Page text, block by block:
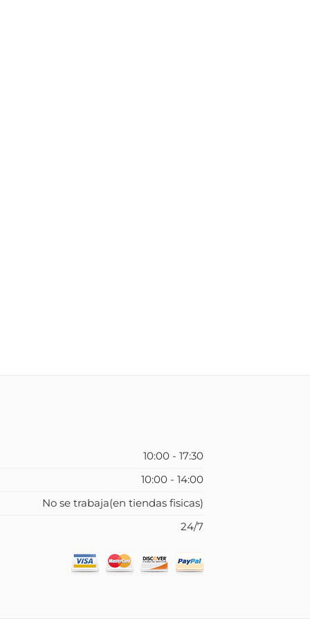
10:00 - 17:30
10:00 - 14:00
No se trabaja(en tiendas fisicas)
24/7